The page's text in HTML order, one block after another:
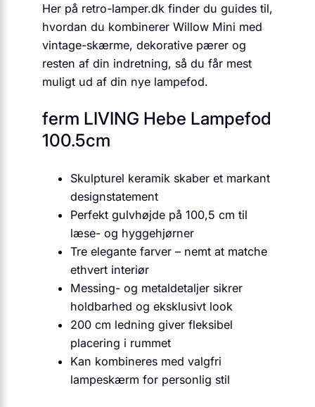
Her på retro-lamper.dk finder du guides til,
hvordan du kombinerer Willow Mini med
vintage-skærme, dekorative pærer og
resten af din indretning, så du får mest
muligt ud af din nye lampefod.
ferm LIVING Hebe Lampefod
100.5cm
Skulpturel keramik skaber et markant
designstatement
Perfekt gulvhøjde på 100,5 cm til
læse- og hyggehjørner
Tre elegante farver – nemt at matche
ethvert interiør
Messing- og metal­detaljer sikrer
holdbarhed og eksklusivt look
200 cm ledning giver fleksibel
placering i rummet
Kan kombineres med valgfri
lampeskærm for personlig stil